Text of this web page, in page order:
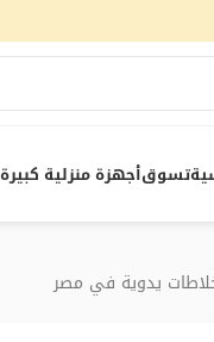
تسوقأجهزة منزلية كبيرة
يدوية في مصر